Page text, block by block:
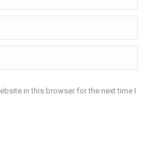
in this browser for the next time I